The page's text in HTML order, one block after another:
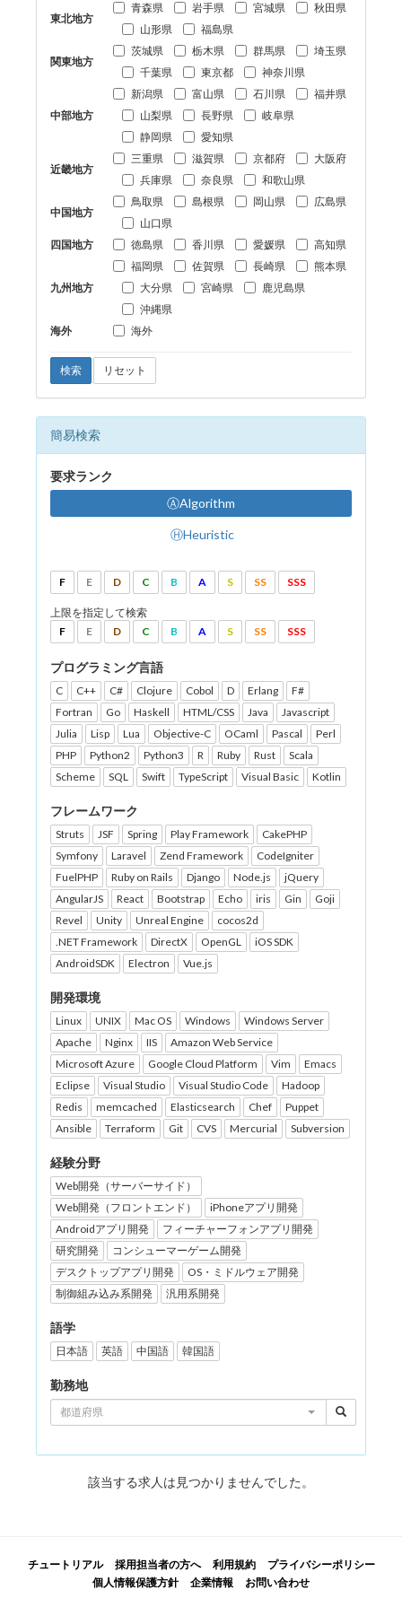
東北地方
青森県 岩手県 宮城県
秋田県
山形県
福島県
関東地方
茨城県 栃木県 群馬県
埼玉県
千葉県
東京都 神奈川県
中部地方
新潟県 富山県 石川県
福井県
山梨県
長野県
岐阜県
静岡県
愛知県
近畿地方
三重県 滋賀県 京都府
大阪府
兵庫県
奈良県 和歌山県
中国地方
鳥取県 島根県 岡山県
広島県
山口県
四国地方
徳島県 香川県 愛媛県 高知県
九州地方
福岡県 佐賀県 長崎県
熊本県
大分県
宮崎県
鹿児島県
沖縄県
海外
海外
検索 リセット
簡易検索
要求ランク
ⒶAlgorithm
ⒽHeuristic
F E D C B A S SS SSS
上限を指定して検索
F
E D C B A S SS SSS
プログラミング言語
C C++ C# Clojure Cobol D Erlang
F#
Fortran
Go Haskell HTML/CSS Java
Javascript
Julia
Lisp Lua Objective-C OCaml Pascal
Perl
PHP
Python2 Python3 R Ruby Rust
Scala
Scheme
SQL Swift TypeScript Visual Basic Kotlin
フレームワーク
Struts JSF Spring Play Framework
CakePHP
Symfony
Laravel Zend Framework
CodeIgniter
FuelPHP
Ruby on Rails Django Node.js
jQuery
AngularJS
React Bootstrap Echo iris Gin
Goji
Revel
Unity Unreal Engine
cocos2d
.NET Framework
DirectX OpenGL
iOS SDK
AndroidSDK
Electron Vue.js
開発環境
Linux UNIX Mac OS Windows
Windows Server
Apache
Nginx IIS
Amazon Web Service
Microsoft Azure
Google Cloud Platform Vim
Emacs
Eclipse
Visual Studio Visual Studio Code
Hadoop
Redis
memcached Elasticsearch Chef
Puppet
Ansible
Terraform Git CVS Mercurial Subversion
経験分野
Web開発（サーバーサイド）
Web開発（フロントエンド）
iPhoneアプリ開発
Androidアプリ開発
フィーチャーフォンアプリ開発
研究開発
コンシューマーゲーム開発
デスクトップアプリ開発
OS・ミドルウェア開発
制御組み込み系開発
汎用系開発
語学
日本語 英語 中国語 韓国語
勤務地
都道府県
該当する求人は見つかりませんでした。
チュートリアル 採用担当者の方へ 利用規約
プライバシーポリシー
個人情報保護方針
企業情報 お問い合わせ